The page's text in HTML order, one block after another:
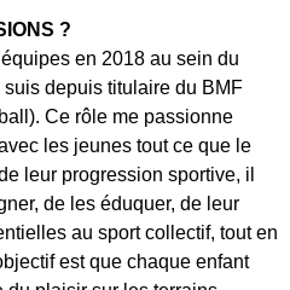
?
en 2018 au sein du
depuis titulaire du BMF
Ce rôle me passionne
les jeunes tout ce que le
leur progression sportive, il
de les éduquer, de leur
au sport collectif, tout en
est que chaque enfant